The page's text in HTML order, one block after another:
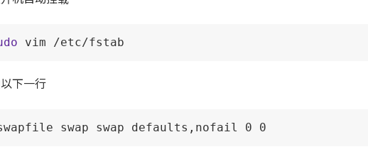
vim /etc/fstab
下一行
swap swap defaults,nofail 0 0